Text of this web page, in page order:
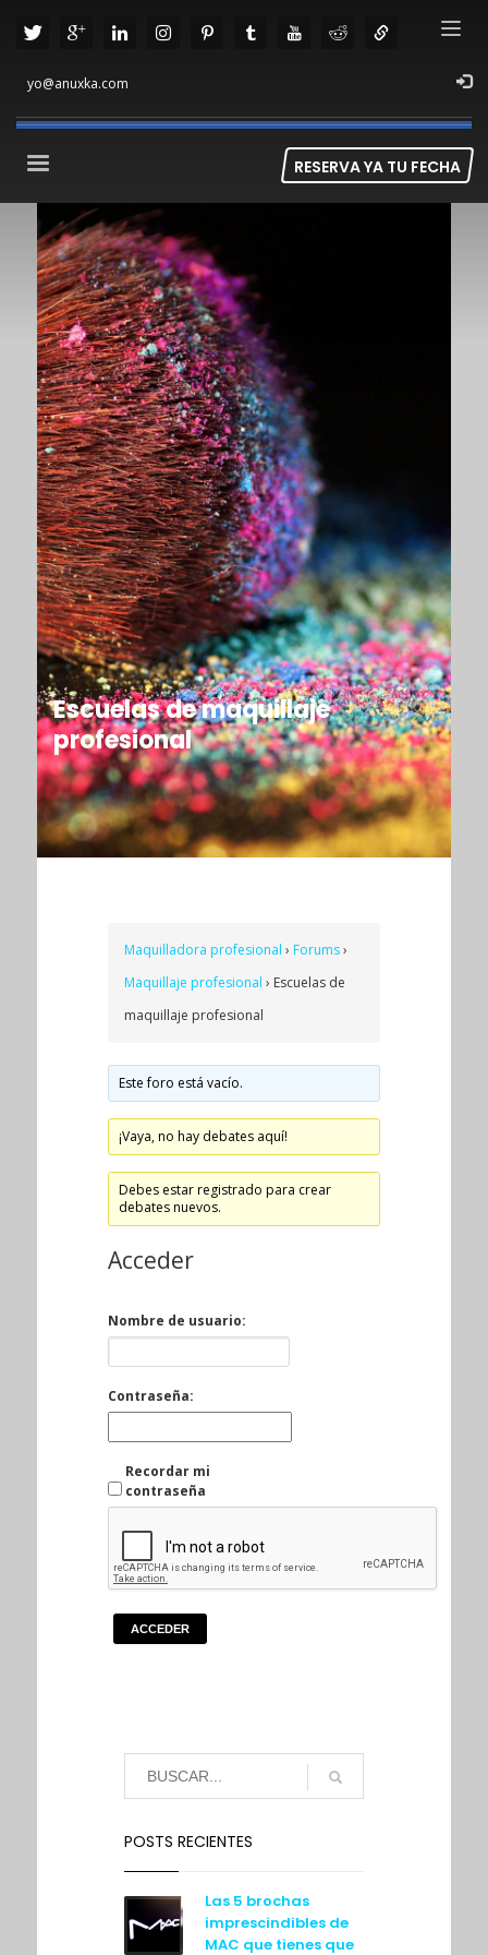
yo@anuxka.com
RESERVA YA TU FECHA
Escuelas de maquillaje
profesional
Maquilladora profesional › Forums›
Maquillaje profesional › Escuelas de
maquillaje profesional
Este foro está vacío.
¡Vaya, no hay debates aquí!
Debes estar registrado para crear
debates nuevos.
Acceder
Nombre de usuario:
Contraseña:
Recordar mi
contraseña
ACCEDER
POSTS RECIENTES
Las 5 brochas
imprescindibles de
MAC que tienes que